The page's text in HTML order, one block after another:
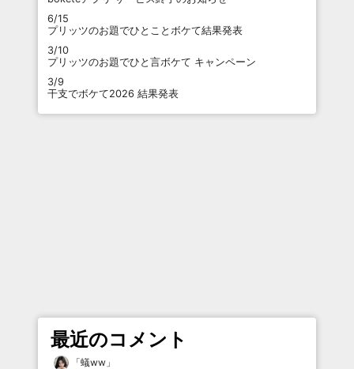
6/15
プリッツのお題でひとことボケて結果発表
3/10
プリッツのお題でひと言ボケて キャンペーン
3/9
干支でボケて2026 結果発表
最近のコメント
「蟻ww 」